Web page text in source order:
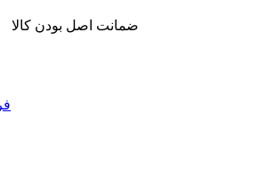
ضمانت اصل بودن کالا